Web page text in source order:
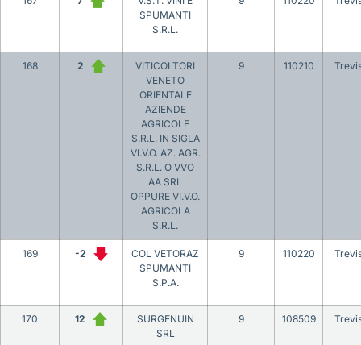
SPUMANTI
S.R.L.
168 2
VITICOLTORI
VENETO
ORIENTALE
AZIENDE
AGRICOLE
S.R.L. IN SIGLA
VI.V.O. AZ. AGR.
S.R.L. O VVO
AA SRL
OPPURE VI.V.O.
AGRICOLA
S.R.L.
9 110210
169 -2
COL VETORAZ
SPUMANTI
S.P.A.
9 110220
170 12
SURGENUIN
SRL
9 108509